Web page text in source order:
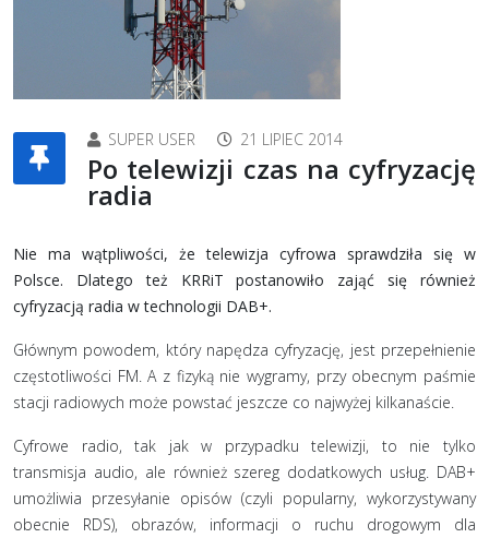
SUPER USER 21 LIPIEC 2014
Po telewizji czas na cyfryzację
radia
Nie ma wątpliwości, że telewizja cyfrowa sprawdziła się w
Polsce. Dlatego też KRRiT postanowiło zająć się również
cyfryzacją radia w technologii DAB+.
Głównym powodem, który napędza cyfryzację, jest przepełnienie
częstotliwości FM. A z fizyką nie wygramy, przy obecnym paśmie
stacji radiowych może powstać jeszcze co najwyżej kilkanaście.
Cyfrowe radio, tak jak w przypadku telewizji, to nie tylko
transmisja audio, ale również szereg dodatkowych usług. DAB+
umożliwia przesyłanie opisów (czyli popularny, wykorzystywany
obecnie RDS), obrazów, informacji o ruchu drogowym dla